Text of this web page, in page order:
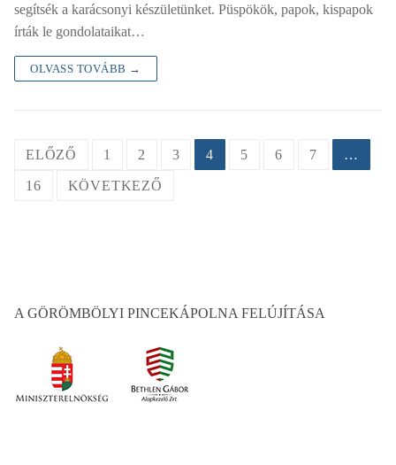
segítsék a karácsonyi készületünket. Püspökök, papok, kispapok
írták le gondolataikat…
OLVASS TOVÁBB →
Bejegyzések
lapozása
ELŐZŐ 1 2 3 4 5 6 7 …
16 KÖVETKEZŐ
A GÖRÖMBÖLYI PINCEKÁPOLNA FELÚJÍTÁSA